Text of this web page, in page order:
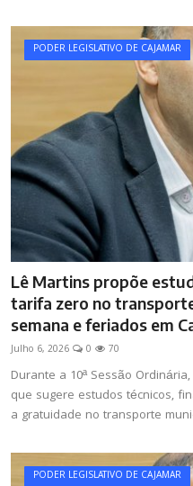
PODER LEGISLATIVO DE CAJAMAR
Lê Martins propõe
tarifa zero no
semana e feriados em
Julho 6, 2026 0 70
Durante a 10ª Sessão
que sugere estudos técnicos,
a gratuidade no transporte
PODER LEGISLATIVO DE CAJAMAR